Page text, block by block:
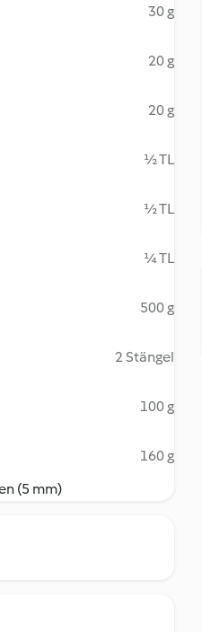
30 g
20 g
20 g
½ TL
½ TL
¼ TL
500 g
2 Stängel
100 g
160 g
(5 mm)